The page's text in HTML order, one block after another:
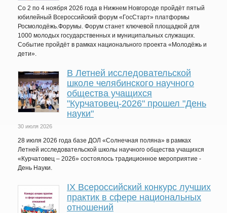
Со 2 по 4 ноября 2026 года в Нижнем Новгороде пройдёт пятый
юбилейный Всероссийский форум «ГосСтарт» платформы
Росмолодёжь.Форумы. Форум станет ключевой площадкой для
1000 молодых государственных и муниципальных служащих.
Событие пройдёт в рамках национального проекта «Молодёжь и
дети».
В Летней исследовательской
школе челябинского научного
общества учащихся
"Курчатовец-2026" прошел "День
науки"
30 июля 2026
28 июля 2026 года базе ДОЛ «Солнечная поляна» в рамках
Летней исследовательской школы научного общества учащихся
«Курчатовец – 2026» состоялось традиционное мероприятие -
День Науки.
IХ Всероссийский конкурс лучших
практик в сфере национальных
отношений